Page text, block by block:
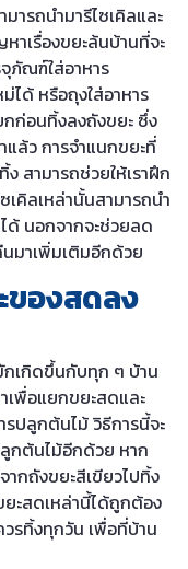
ารถนำมารีไซเคิลและ
าเรื่องขยะล้นบ้านที่จะ
ภัณฑ์ใส่อาหาร
ได้ หรือถุงใส่อาหาร
กก่อนทิ้งลงถังขยะ ซึ่ง
ล้ว การจำแนกขยะที่
สามารถช่วยให้เราฝึก
คิลเหล่านั้นสามารถนำ
ด้ นอกจากจะช่วยลด
มาเพิ่มเติมอีกด้วย
ของสดลง
กเกิดขึ้นกับทุก ๆ บ้าน
เพื่อแยกขยะสดและ
รปลูกต้นไม้ วิธีการนี้จะ
กต้นไม้อีกด้วย หาก
กถังขยะสีเขียวไปทิ้ง
ะสดเหล่านี้ได้ถูกต้อง
รทิ้งทุกวัน เพื่อที่บ้าน